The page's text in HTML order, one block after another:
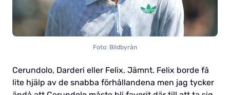
Foto: Bildbyrån
Cerundolo, Darderi eller Felix. Jämnt. Felix borde få
lite hjälp av de snabba förhållandena men jag tycker